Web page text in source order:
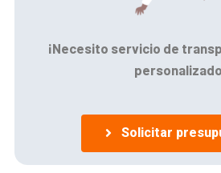
¡Necesito servicio de
Solicitar